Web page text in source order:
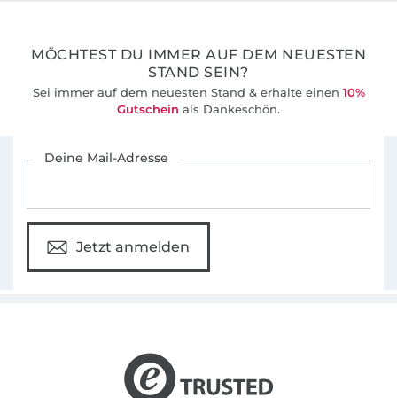
MÖCHTEST DU IMMER AUF DEM NEUESTEN
STAND SEIN?
Sei immer auf dem neuesten Stand & erhalte einen 10%
Gutschein als Dankeschön.
Deine Mail-Adresse
Jetzt anmelden